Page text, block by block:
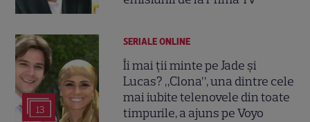
13
SERIALE ONLINE
Îi mai ții minte pe Jade și
Lucas? „Clona”, una dintre cele
mai iubite telenovele din toate
timpurile, a ajuns pe Voyo